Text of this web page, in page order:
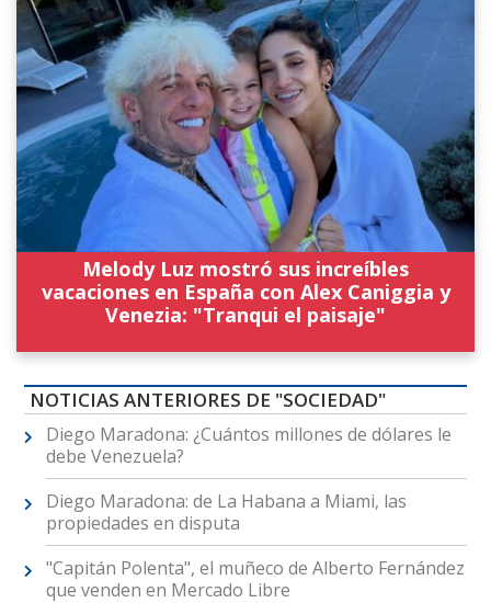
Melody Luz mostró sus increíbles
vacaciones en España con Alex Caniggia y
Venezia: "Tranqui el paisaje"
NOTICIAS ANTERIORES DE "SOCIEDAD"
Diego Maradona: ¿Cuántos millones de dólares le
debe Venezuela?
Diego Maradona: de La Habana a Miami, las
propiedades en disputa
"Capitán Polenta", el muñeco de Alberto Fernández
que venden en Mercado Libre